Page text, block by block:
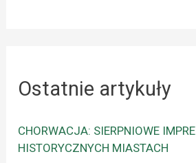
Ostatnie artykuły
CHORWACJA: SIERPNIOWE
HISTORYCZNYCH MIASTACH